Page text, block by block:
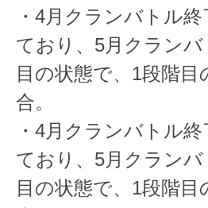
・4月クランバトル
ており、5月クラン
目の状態で、1段階
合。
・4月クランバトル
ており、5月クラン
目の状態で、1段階